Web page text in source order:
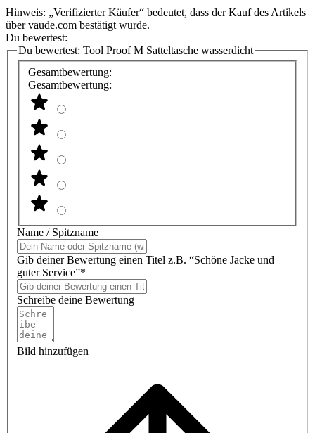
Hinweis: „Verifizierter Käufer“ bedeutet, dass der Kauf des Artikels
über vaude.com bestätigt wurde.
Du bewertest:
Du bewertest: Tool Proof M Satteltasche wasserdicht
Gesamtbewertung:
Gesamtbewertung:
Name / Spitzname
Gib deiner Bewertung einen Titel z.B. “Schöne Jacke und
guter Service”*
Schreibe deine Bewertung
Bild hinzufügen